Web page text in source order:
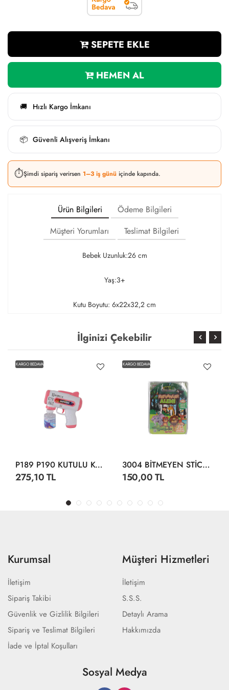
SEPETE EKLE
HEMEN AL
🚚 Hızlı Kargo İmkanı
📦 Güvenli Alışveriş İmkanı
⏱️Şimdi sipariş verirsen 1–3 iş günü içinde kapında.
Ürün Bilgileri
Ödeme Bilgileri
Müşteri Yorumları
Teslimat Bilgileri
Bebek Uzunluk:26 cm
Yaş:3+
Kutu Boyutu: 6x22x32,2 cm
İlginizi Çekebilir
KARGO BEDAVA
P189 P190 KUTULU KÖPÜK TABANCA
275,10 TL
KARGO BEDAVA
3004 BİTMEYEN STİCKER SU ALTI DÜNYASI
150,00 TL
Kurumsal
İletişim
Sipariş Takibi
Güvenlik ve Gizlilik Bilgileri
Sipariş ve Teslimat Bilgileri
İade ve İptal Koşulları
Müşteri Hizmetleri
İletişim
S.S.S.
Detaylı Arama
Hakkımızda
Sosyal Medya